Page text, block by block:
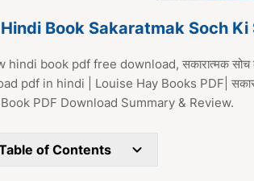
Book Sakaratmak Soch
hindi book pdf free download, सकारात्मक
pdf in hindi | Louise Hay Books PDF|
PDF Download Summary & Review.
of Contents